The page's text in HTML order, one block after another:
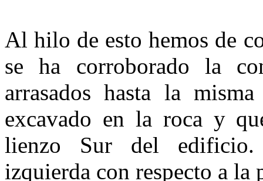
Al hilo de esto hemos de
se ha corroborado la
arrasados hasta la
excavado en la roca y
lienzo Sur del edificio.
izquierda con respecto a la